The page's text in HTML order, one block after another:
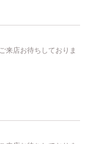
来店お待ちしておりま